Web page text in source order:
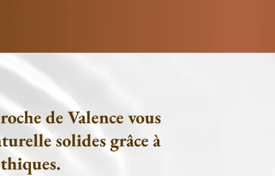
de Valence vous
solides grâce à